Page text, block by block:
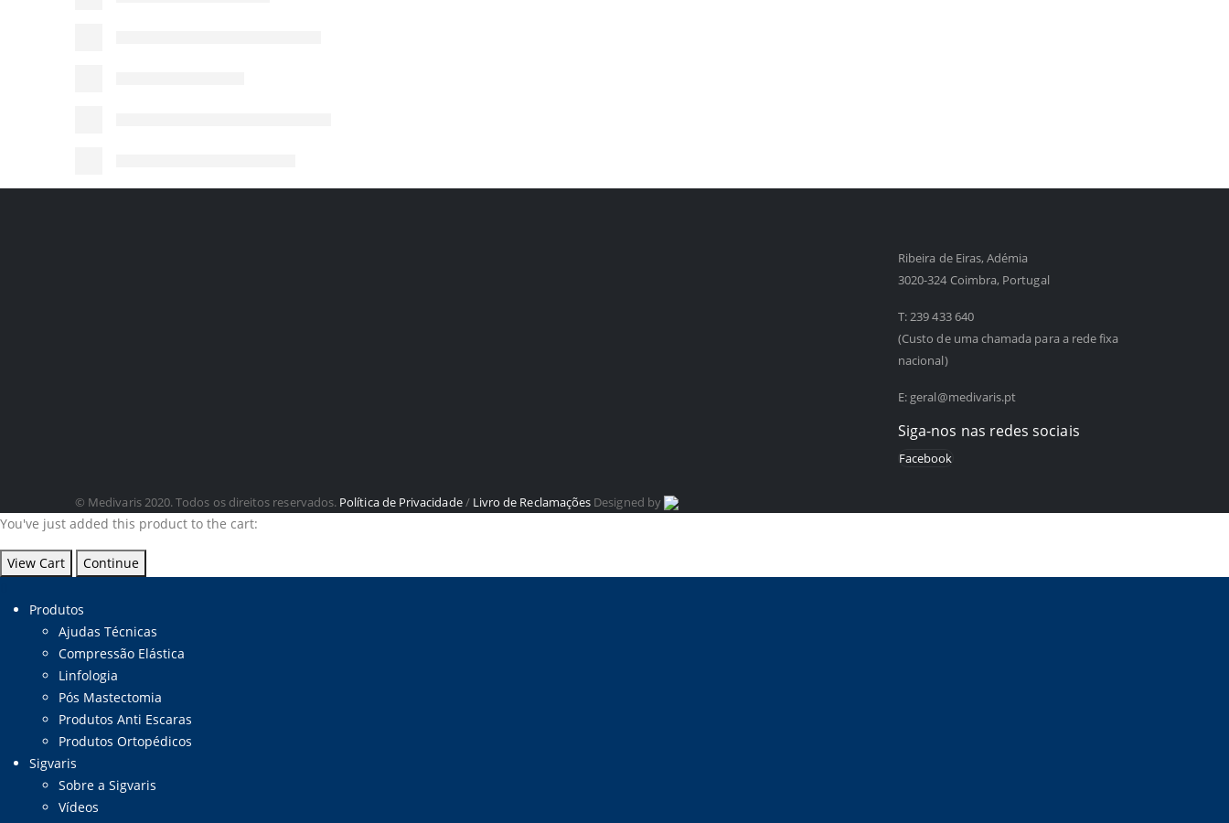
Ribeira de Eiras, Adémia
3020-324 Coimbra, Portugal
T:239 433 640
(Custo de uma chamada para a rede fixa
nacional)
E: geral@medivaris.pt
Siga-nos nas redes sociais
Facebook
© Medivaris 2020. Todos os direitos reservados. Política de Privacidade/ Livro de Reclamações Designed by
You've just added this product to the cart:
View Cart Continue
Produtos
Ajudas Técnicas
Compressão Elástica
Linfologia
Pós Mastectomia
Produtos Anti Escaras
Produtos Ortopédicos
Sigvaris
Sobre a Sigvaris
Vídeos